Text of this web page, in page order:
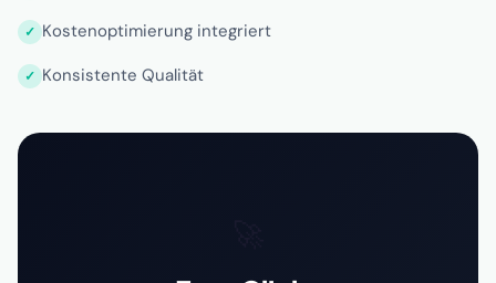
Kostenoptimierung integriert
Konsistente Qualität